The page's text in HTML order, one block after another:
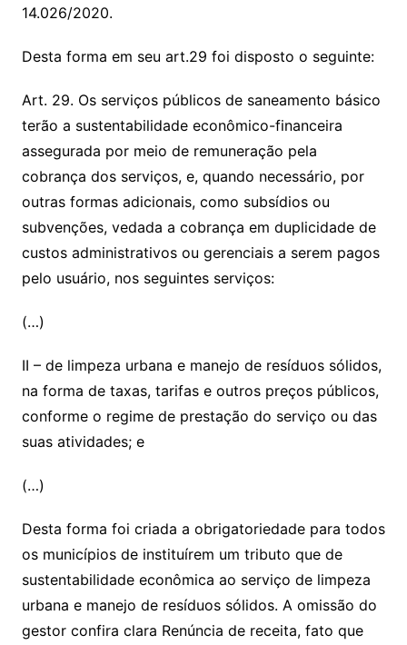
14.026/2020.
Desta forma em seu art.29 foi disposto o seguinte:
Art. 29. Os serviços públicos de saneamento básico
terão a sustentabilidade econômico-financeira
assegurada por meio de remuneração pela
cobrança dos serviços, e, quando necessário, por
outras formas adicionais, como subsídios ou
subvenções, vedada a cobrança em duplicidade de
custos administrativos ou gerenciais a serem pagos
pelo usuário, nos seguintes serviços:
(…)
II – de limpeza urbana e manejo de resíduos sólidos,
na forma de taxas, tarifas e outros preços públicos,
conforme o regime de prestação do serviço ou das
suas atividades; e
(…)
Desta forma foi criada a obrigatoriedade para todos
os municípios de instituírem um tributo que de
sustentabilidade econômica ao serviço de limpeza
urbana e manejo de resíduos sólidos. A omissão do
gestor confira clara Renúncia de receita, fato que